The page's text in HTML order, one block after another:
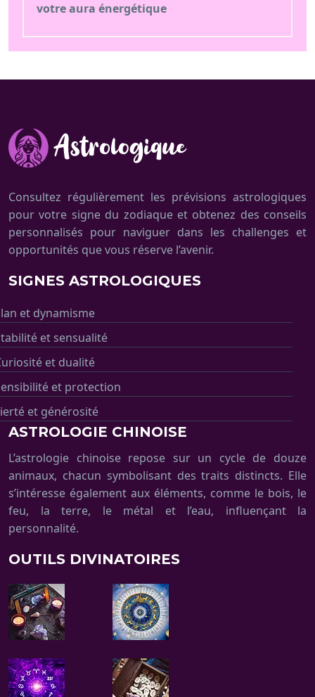
votre aura énergétique
Consultez régulièrement les prévisions astrologiques
pour votre signe du zodiaque et obtenez des conseils
personnalisés pour naviguer dans les challenges et
opportunités que vous réserve l’avenir.
SIGNES ASTROLOGIQUES
et dynamisme
et sensualité
et dualité
et protection
et générosité
ASTROLOGIE CHINOISE
L’astrologie chinoise repose sur un cycle de douze
animaux, chacun symbolisant des traits distincts. Elle
s’intéresse également aux éléments, comme le bois, le
feu, la terre, le métal et l’eau, influençant la
personnalité.
OUTILS DIVINATOIRES